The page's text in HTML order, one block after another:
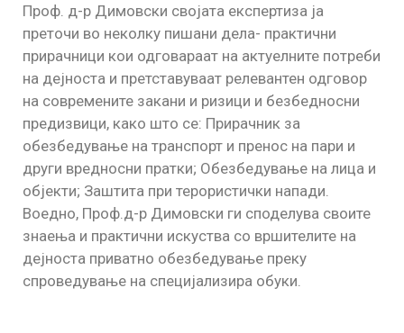
Проф. д-р Димовски својата експертиза ја
преточи во неколку пишани дела- практични
прирачници кои одговараат на актуелните потреби
на дејноста и претставуваат релевантен одговор
на современите закани и ризици и безбедносни
предизвици, како што се: Прирачник за
обезбедување на транспорт и пренос на пари и
други вредносни пратки; Обезбедување на лица и
објекти; Заштита при терористички напади.
Воедно, Проф.д-р Димовски ги споделува своите
знаења и практични искуства со вршителите на
дејноста приватно обезбедување преку
спроведување на специјализира обуки.